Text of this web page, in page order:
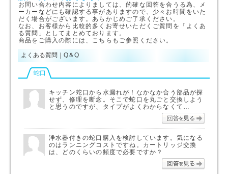
お問い合わせ内容によりましては、的確な回答を合うる為、メ
ーカーなどにも確認する事がありますので、少々お時間をいた
だく場合がございます。あらかじめご了承ください。
なお、お客様から比較的多くお寄せいただくご質問を「よくあ
る質問」としてまとめております。
商品をご購入の際には、こちらもご参照ください。
よくある質問｜Q＆Q
蛇口
キッチン蛇口から水漏れが！なかなか合う部品が探
せず、修理を断念。そこで蛇口を丸ごと交換しよう
と思うのですが、タイプがよくわからなくて…
浄水器付きの蛇口購入を検討しています。気になる
のはランニングコストですね。カートリッジ交換
は、どのくらいの頻度で必要ですか？